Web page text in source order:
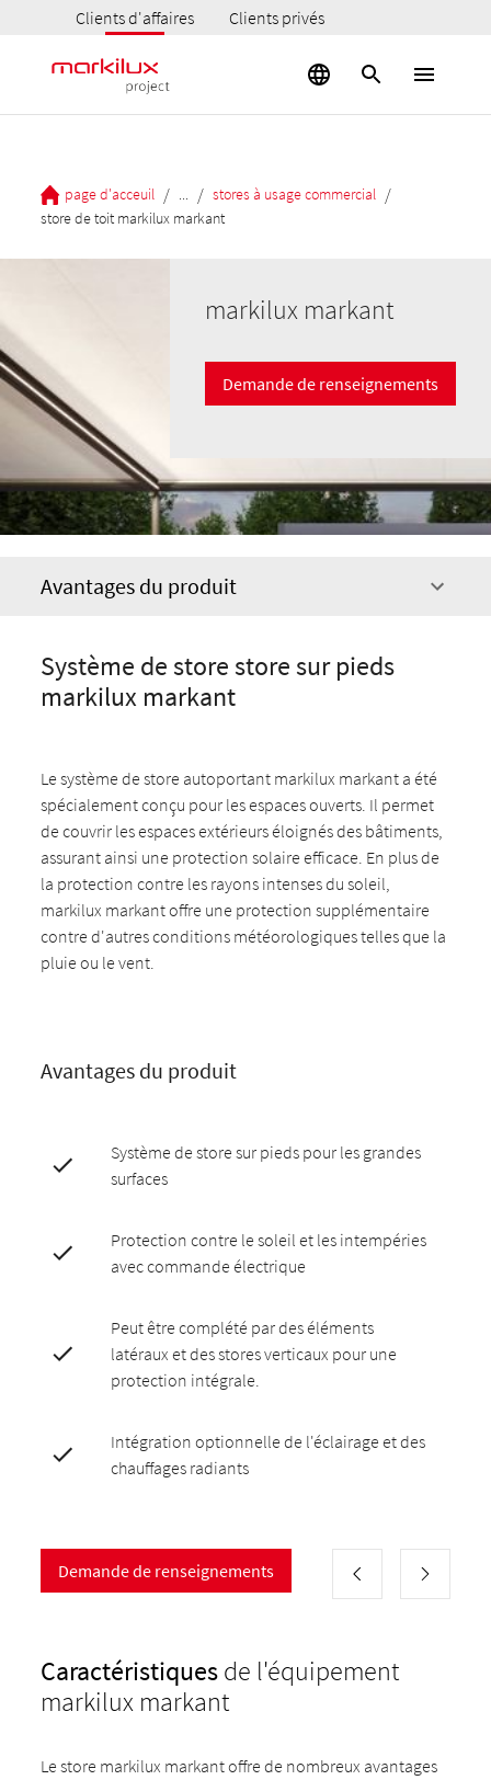
Clients d'affaires Clients privés
page d'acceuil / / stores à usage commercial /
store de toit markilux markant
markilux markant
Demande de renseignements
Avantages du produit
Système de store store sur pieds
markilux markant
Le système de store autoportant markilux markant a été
spécialement conçu pour les espaces ouverts. Il permet
de couvrir les espaces extérieurs éloignés des bâtiments,
assurant ainsi une protection solaire efficace. En plus de
la protection contre les rayons intenses du soleil,
markilux markant offre une protection supplémentaire
contre d'autres conditions météorologiques telles que la
pluie ou le vent.
Avantages du produit
Système de store sur pieds pour les grandes
surfaces
Protection contre le soleil et les intempéries
avec commande électrique
Peut être complété par des éléments
latéraux et des stores verticaux pour une
protection intégrale.
Intégration optionnelle de l'éclairage et des
chauffages radiants
Demande de renseignements
Caractéristiquesde l'équipement
markilux markant
Le store markilux markant offre de nombreux avantages